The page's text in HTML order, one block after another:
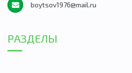
boytsov1976@mail.ru
РАЗДЕЛЫ